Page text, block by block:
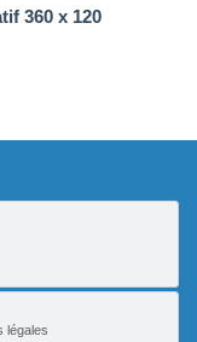
360 x 120
légales